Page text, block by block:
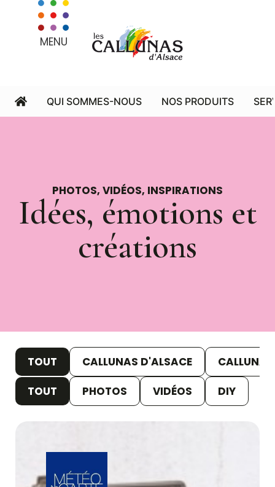
MENU
QUI SOMMES-NOUS NOS PRODUITS
PHOTOS, VIDÉOS, INSPIRATIONS
Idées, émotions et
créations
CALLUNAS D'ALSACE
TOUT
PHOTOS
VIDÉOS DIY
TOUT